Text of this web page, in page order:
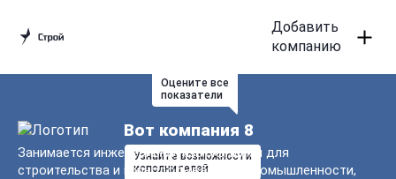
Добавить
компанию
Вот компания 8
Занимается инженерными изысканиями для
строительства и горнодобывающей промышленности,
Узнайте возможности
исполнителей
Оцените все
показатели